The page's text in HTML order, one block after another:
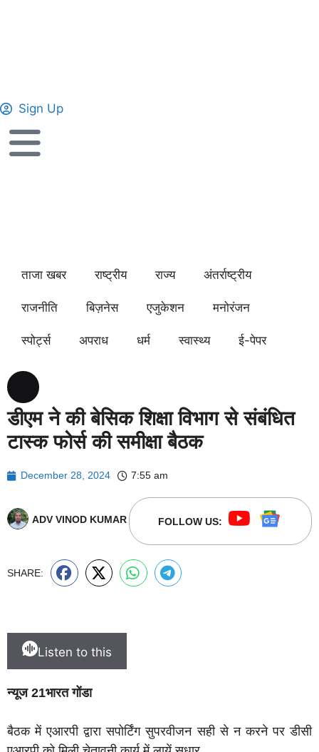
Sign Up
ताजा खबर राष्ट्रीय राज्य अंतर्राष्ट्रीय
राजनीति बिज़नेस एजुकेशन मनोरंजन
स्पोर्ट्स अपराध धर्म स्वास्थ्य ई-पेपर
डीएम ने की बेसिक शिक्षा विभाग से संबंधित
टास्क फोर्स की समीक्षा बैठक
December 28, 2024 7:55 am
ADV VINOD KUMAR FOLLOW US:
SHARE:
Listen to this
न्यूज 21भारत गोंडा
बैठक में एआरपी द्वारा सपोर्टिंग सुपरवीजन सही से न करने पर डीसी